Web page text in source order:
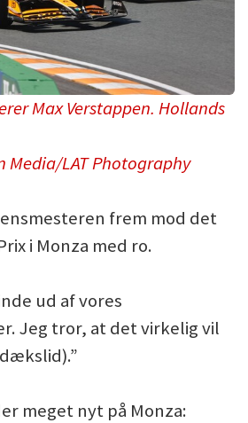
Max Verstappen. Hollands
Media/LAT Photography
frem mod det
i Monza med ro.
ud af vores
Jeg tror, at det virkelig vil
meget nyt på Monza: